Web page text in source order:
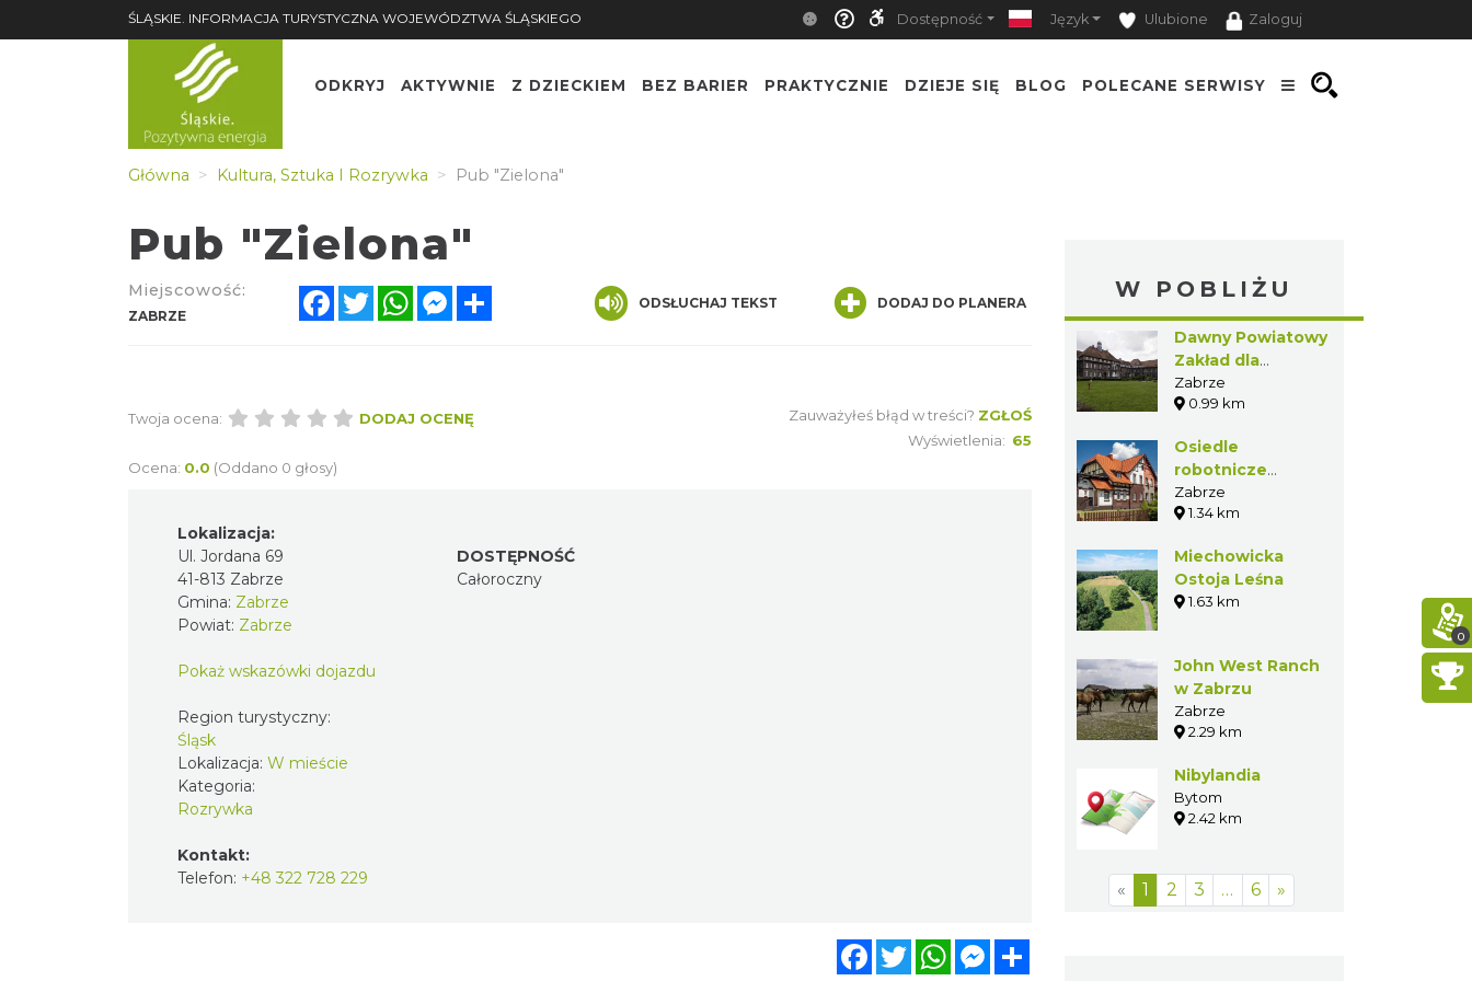
ŚLĄSKIE. INFORMACJA TURYSTYCZNA WOJEWÓDZTWA ŚLĄSKIEGO Dostępność Język Ulubione Zaloguj
ODKRYJ AKTYWNIE Z DZIECKIEM BEZ BARIER PRAKTYCZNIE DZIEJE SIĘ BLOG POLECANE SERWISY
Główna Kultura, Sztuka I Rozrywka Pub "Zielona"
Pub "Zielona"
Miejscowość:
ZABRZE
FacebookTwitterWhatsAppMessenger ODSŁUCHAJ TEKST DODAJ DO PLANERA
Twoja ocena: DODAJ OCENĘ
Ocena: 0.0 (Oddano 0 głosy)
Zauważyłeś błąd w treści? ZGŁOŚ
Wyświetlenia: 65
Lokalizacja:
Ul. Jordana 69
41-813 Zabrze
Gmina: Zabrze
Powiat: Zabrze
Pokaż wskazówki dojazdu
Region turystyczny:
Śląsk
Lokalizacja: W mieście
Kategoria:
Rozrywka
Kontakt:
Telefon: +48 322 728 229
DOSTĘPNOŚĆ
Całoroczny
FacebookTwitterWhatsAppMessenger
W POBLIŻU
Dawny Powiatowy
Zakład dla
Inwalidów w
Zabrzu Rokitnicy
Zabrze
0.99 km
Osiedle
robotnicze
Ballestrema w
Zabrzu Rokitnicy
Zabrze
1.34 km
Miechowicka
Ostoja Leśna
1.63 km
John West Ranch
w Zabrzu
Zabrze
2.29 km
Nibylandia
Bytom
2.42 km
« 1 2 3 … 6 »
0